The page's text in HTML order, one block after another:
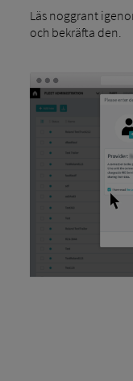
Läs noggrant
och bekräfta den.